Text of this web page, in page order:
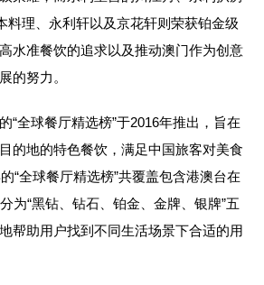
料理、永利轩以及京花轩则荣获铂金级
水准餐饮的追求以及推动澳门作为创意
的努力。
“全球餐厅精选榜”于2016年推出，旨在
的地的特色餐饮，满足中国旅客对美食
“全球餐厅精选榜”共覆盖包含港澳台在
为“黑钻、钻石、铂金、金牌、银牌”五
帮助用户找到不同生活场景下合适的用